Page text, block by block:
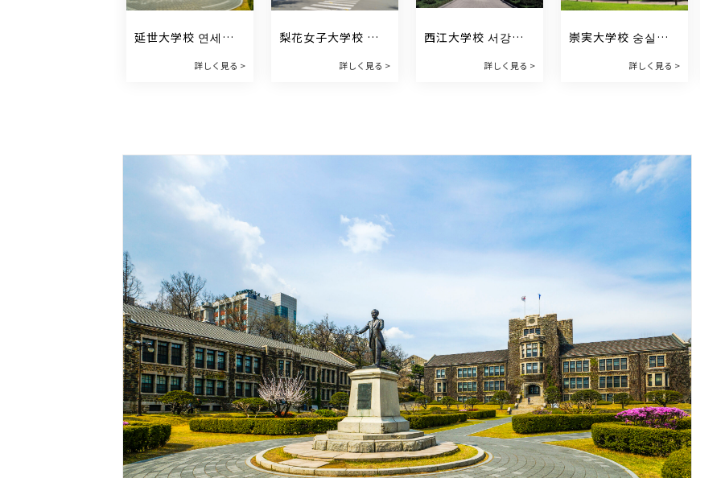
延世大学校 연세대
詳しく見る >
梨花女子大学校 이
詳しく見る >
西江大学校 서강대
詳しく見る >
崇実大学校 숭실대
詳しく見る >